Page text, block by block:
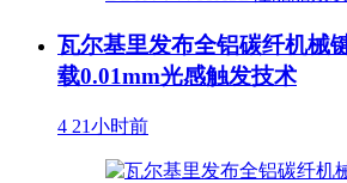
瓦尔基里发布全铝碳纤机械
载0.01mm光感触发技术
4 21小时前